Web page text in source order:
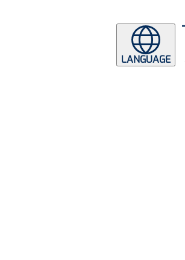
LANGUAGE